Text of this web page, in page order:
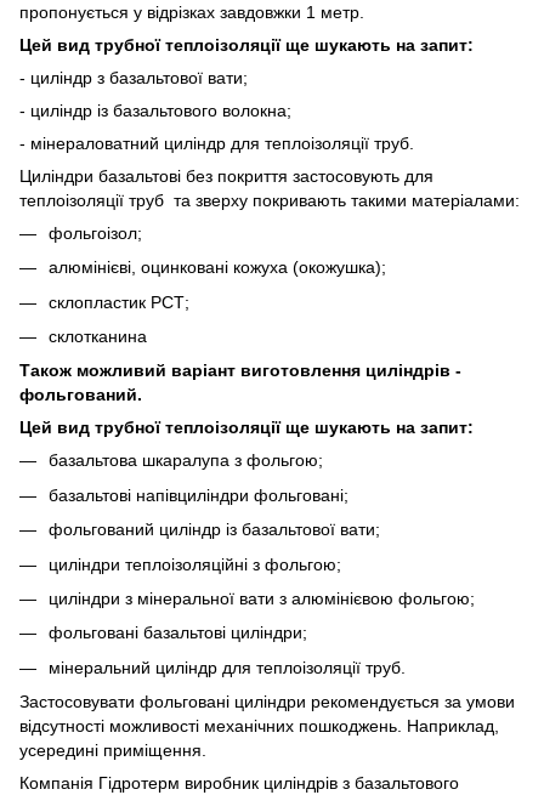
пропонується у відрізках завдовжки 1 метр.
Цей вид трубної теплоізоляції ще шукають на запит:
- циліндр з базальтової вати;
- циліндр із базальтового волокна;
- мінераловатний циліндр для теплоізоляції труб.
Циліндри базальтові без покриття застосовують для
теплоізоляції труб та зверху покривають такими матеріалами:
фольгоізол;
алюмінієві, оцинковані кожуха (окожушка);
склопластик РСТ;
склотканина
Також можливий варіант виготовлення циліндрів -
фольгований.
Цей вид трубної теплоізоляції ще шукають на запит:
базальтова шкаралупа з фольгою;
базальтові напівциліндри фольговані;
фольгований циліндр із базальтової вати;
циліндри теплоізоляційні з фольгою;
циліндри з мінеральної вати з алюмінієвою фольгою;
фольговані базальтові циліндри;
мінеральний циліндр для теплоізоляції труб.
Застосовувати фольговані циліндри рекомендується за умови
відсутності можливості механічних пошкоджень. Наприклад,
усередині приміщення.
Компанія Гідротерм виробник циліндрів з базальтового